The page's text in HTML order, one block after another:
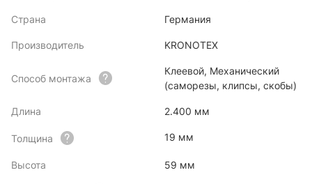
Страна Германия
Производитель KRONOTEX
Способ монтажа
Клеевой, Механический
(саморезы, клипсы, скобы)
Длина 2.400 мм
Толщина 19 мм
Высота 59 мм